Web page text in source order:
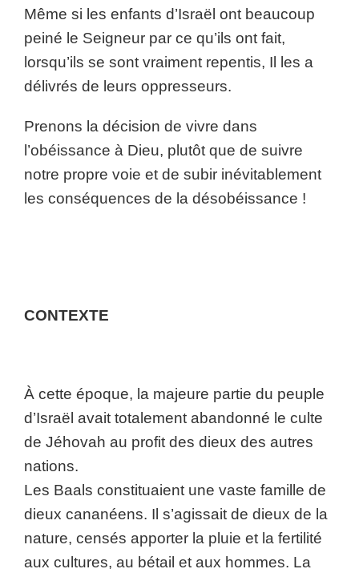
Même si les enfants d’Israël ont beaucoup
peiné le Seigneur par ce qu’ils ont fait,
lorsqu’ils se sont vraiment repentis, Il les a
délivrés de leurs oppresseurs.
Prenons la décision de vivre dans
l’obéissance à Dieu, plutôt que de suivre
notre propre voie et de subir inévitablement
les conséquences de la désobéissance !
CONTEXTE
À cette époque, la majeure partie du peuple
d’Israël avait totalement abandonné le culte
de Jéhovah au profit des dieux des autres
nations.
Les Baals constituaient une vaste famille de
dieux cananéens. Il s’agissait de dieux de la
nature, censés apporter la pluie et la fertilité
aux cultures, au bétail et aux hommes. La